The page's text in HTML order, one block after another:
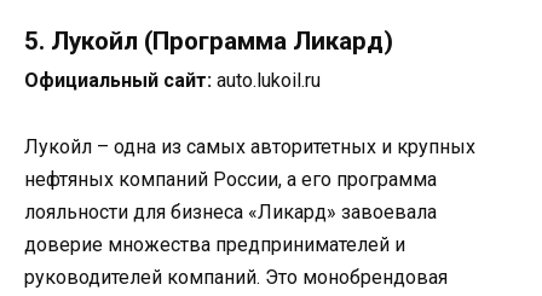
5. Лукойл (Программа Ликард)
Официальный сайт: auto.lukoil.ru
Лукойл – одна из самых авторитетных и крупных
нефтяных компаний России, а его программа
лояльности для бизнеса «Ликард» завоевала
доверие множества предпринимателей и
руководителей компаний. Это монобрендовая